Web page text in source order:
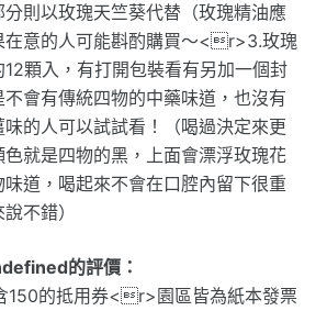
則以玫瑰天竺葵代替（玫瑰精油應
在意的人可能斟酌購買～<r>3.玫瑰
顆入，有打開包裝看有另加一個封
會有傳統四物的中藥味道，也沒有
的人可以試試看！（喝過決定來更
就是四物的黑，上面會漂浮玫瑰花
道，喝起來不會在口腔內留下很重
不錯）
的評價：
150的抵用券<r>園區皆為紙本發票